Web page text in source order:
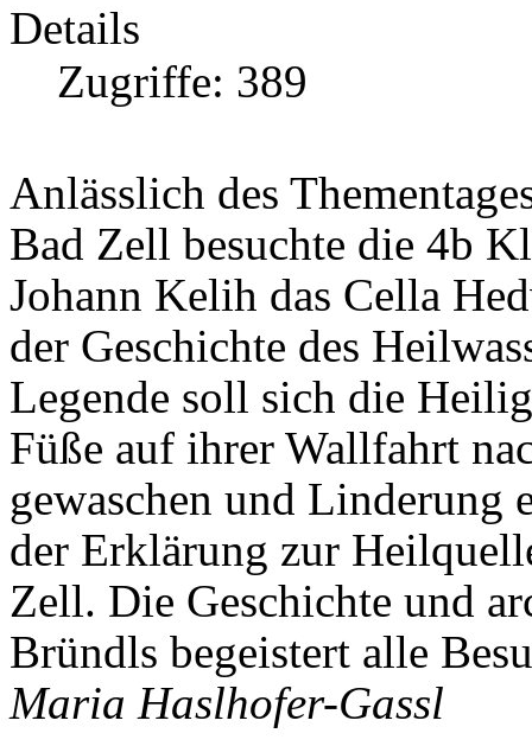
Details
Zugriffe: 389
Anlässlich des
Bad Zell besuchte die 4b
Johann Kelih das Cella
der Geschichte des
Legende soll sich die
Füße auf ihrer Wallfahrt
gewaschen und Linderung
der Erklärung zur
Zell. Die Geschichte und
Bründls begeistert alle
Maria Haslhofer-Gassl